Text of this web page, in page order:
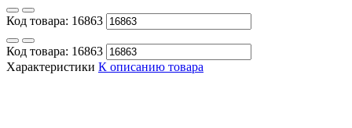
Код товара: 16863
Код товара: 16863
Характеристики К описанию товара